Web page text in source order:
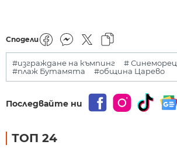
Сподели
#изграждане на къмпинг
# Синеморец
#плаж Бутамята
#община Царево
Последвайте ни
ТОП 24